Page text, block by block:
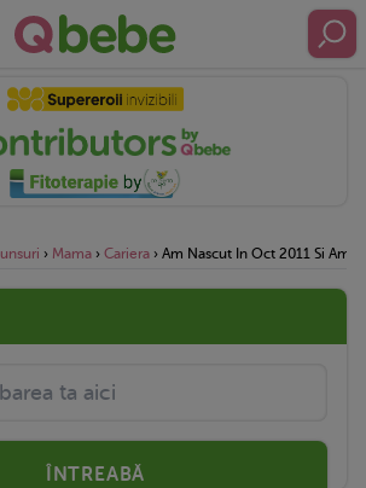
› Mama › Cariera › Am Nascut In Oct 2011 Si Am
ÎNTREABĂ